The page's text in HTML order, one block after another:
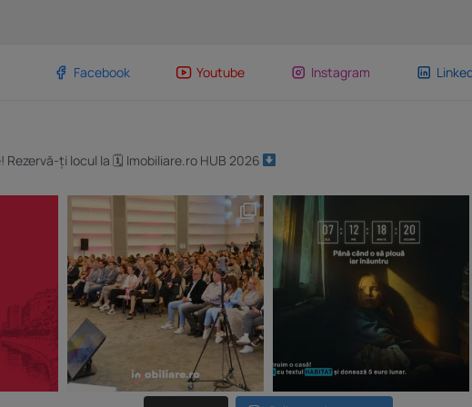
Facebook Youtube Instagram
ți locul la 🗓 Imobiliare.ro HUB 2026